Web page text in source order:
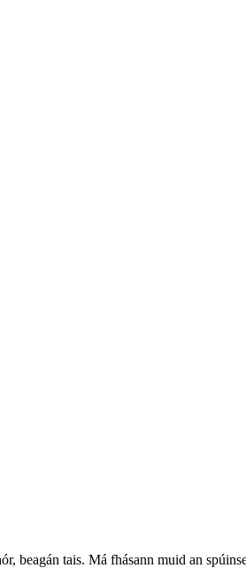
beagán tais. Má fhásann muid an